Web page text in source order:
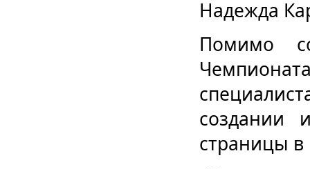
Надежда
Помимо
создании
страницы в